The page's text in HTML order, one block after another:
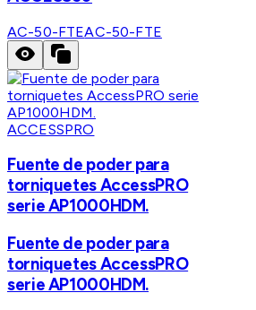
AC-50-FTEAC-50-FTE
ACCESSPRO
Fuente de poder para
torniquetes AccessPRO
serie AP1000HDM.
Fuente de poder para
torniquetes AccessPRO
serie AP1000HDM.